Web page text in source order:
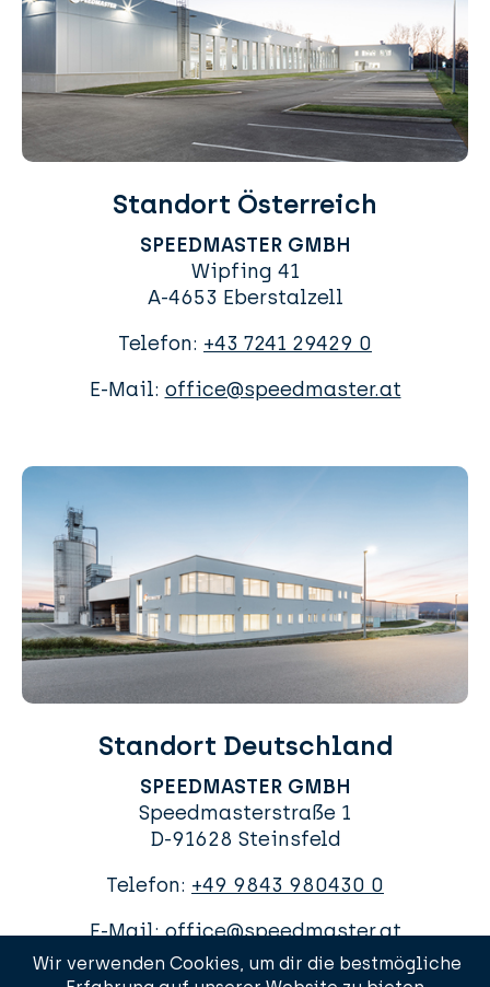
Standort Österreich
SPEEDMASTER GMBH
Wipfing 41
A-4653 Eberstalzell
Telefon: +43 7241 29429 0
E-Mail: office@speedmaster.at
Standort Deutschland
SPEEDMASTER GMBH
Speedmasterstraße 1
D-91628 Steinsfeld
Telefon: +49 9843 980430 0
E-Mail:office@speedmaster.at
Wir verwenden Cookies, um dir die bestmögliche